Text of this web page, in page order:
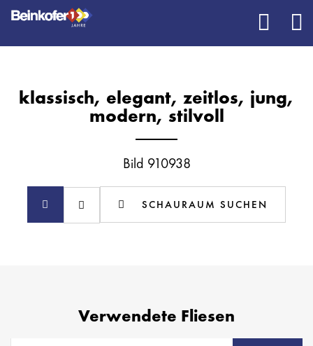
klassisch, elegant, zeitlos, jung,
modern, stilvoll
Bild 910938
SCHAURAUM SUCHEN
Verwendete Fliesen